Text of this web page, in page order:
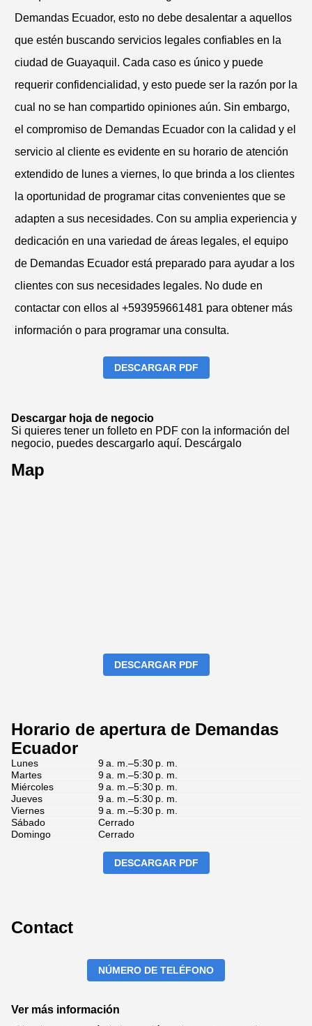
Demandas Ecuador, esto no debe desalentar a aquellos
que estén buscando servicios legales confiables en la
ciudad de Guayaquil. Cada caso es único y puede
requerir confidencialidad, y esto puede ser la razón por la
cual no se han compartido opiniones aún. Sin embargo,
el compromiso de Demandas Ecuador con la calidad y el
servicio al cliente es evidente en su horario de atención
extendido de lunes a viernes, lo que brinda a los clientes
la oportunidad de programar citas convenientes que se
adapten a sus necesidades. Con su amplia experiencia y
dedicación en una variedad de áreas legales, el equipo
de Demandas Ecuador está preparado para ayudar a los
clientes con sus necesidades legales. No dude en
contactar con ellos al +593959661481 para obtener más
información o para programar una consulta.
DESCARGAR PDF
Descargar hoja de negocio
Si quieres tener un folleto en PDF con la información del
negocio, puedes descargarlo aquí. Descárgalo
Map
DESCARGAR PDF
Horario de apertura de Demandas
Ecuador
Lunes
9 a. m.–5:30 p. m.
Martes
9 a. m.–5:30 p. m.
Miércoles
9 a. m.–5:30 p. m.
Jueves
9 a. m.–5:30 p. m.
Viernes
9 a. m.–5:30 p. m.
Sábado
Cerrado
Domingo
Cerrado
DESCARGAR PDF
Contact
NÚMERO DE TELÉFONO
Ver más información